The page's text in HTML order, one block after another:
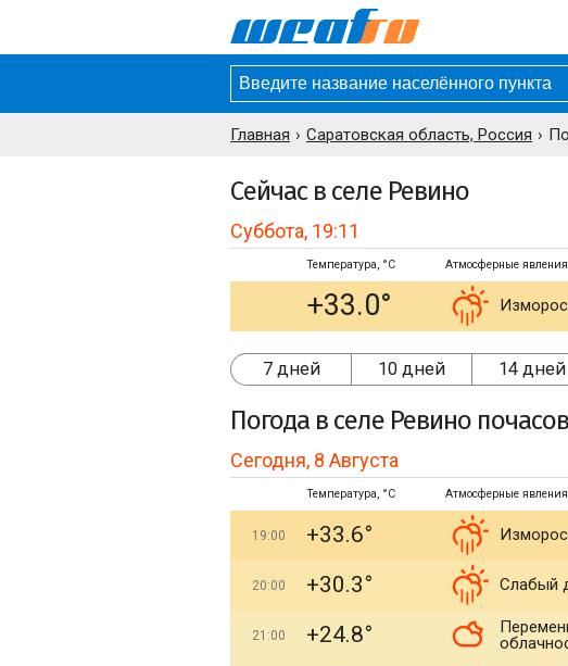
Главная Саратовская область, Россия
Сейчас в селе Ревино
Суббота, 19:11
Температура, °C Атмосферные явления
+33.0°
7 дней 10 дней 14 дней
Погода в селе Ревино
Сегодня, 8 Августа
Температура, °C Атмосферные явления
19:00 +33.6°
20:00 +30.3° Слабый
21:00 +24.8°